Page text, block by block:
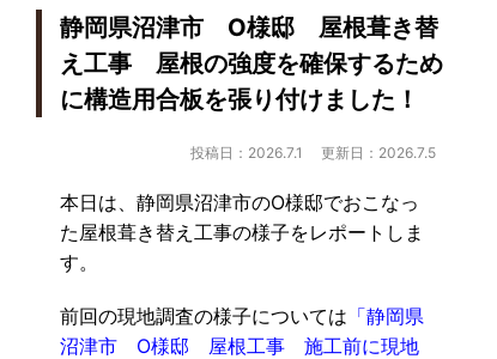
静岡県沼津市 O様邸 屋根葺き替
え工事 屋根の強度を確保するため
に構造用合板を張り付けました！
投稿日：2026.7.1 更新日：2026.7.5
本日は、静岡県沼津市のO様邸でおこなっ
た屋根葺き替え工事の様子をレポートしま
す。
前回の現地調査の様子については 「静岡県
沼津市 O様邸 屋根工事 施工前に現地